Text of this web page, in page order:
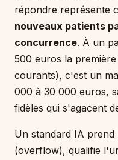
répondre représente
nouveaux patients
concurrence. À un
500 euros la
courants), c'est un
000 à 30 000 euros,
fidèles qui s'agacent
Un standard IA prend
(overflow), qualifie